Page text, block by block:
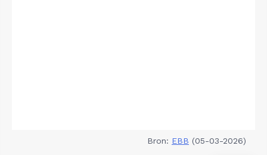
Bron: EBB (05-03-2026)